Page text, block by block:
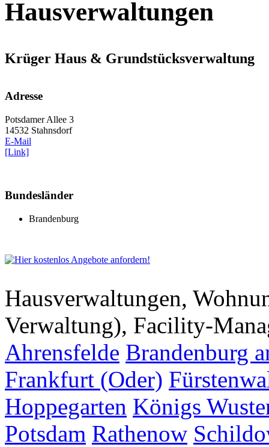
Hausverwaltungen
Krüger Haus & Grundstücksverwaltung
Adresse
Potsdamer Allee 3
14532 Stahnsdorf
E-Mail
[Link]
Bundesländer
Brandenburg
Hausverwaltungen,
Verwaltung), Facility-
Ahrensfelde Brandenburg
Frankfurt (Oder)
Hoppegarten Königs
Potsdam Rathenow